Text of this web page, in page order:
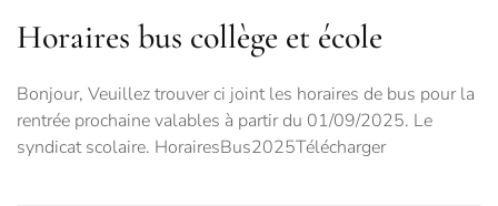
Horaires bus collège et école
Bonjour, Veuillez trouver ci joint les horaires de bus pour la
rentrée prochaine valables à partir du 01/09/2025. Le
syndicat scolaire. HorairesBus2025Télécharger